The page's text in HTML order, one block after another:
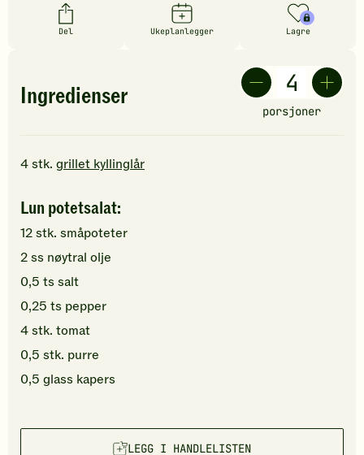
Del Ukeplanlegger Lagre
Ingredienser
porsjoner
4stk. grillet kyllinglår
Lun potetsalat:
12stk. småpoteter
2ss nøytral olje
0,5 ts salt
0,25 ts pepper
4stk. tomat
0,5 stk. purre
0,5 glass kapers
LEGG I HANDLELISTEN